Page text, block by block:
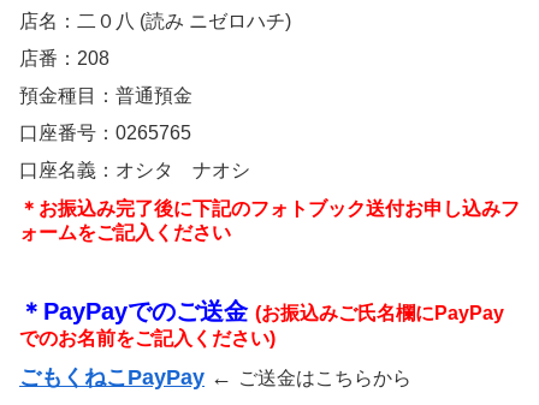
店名：二０八 (読み ニゼロハチ)
店番：208
預金種目：普通預金
口座番号：0265765
口座名義：オシタ ナオシ
＊お振込み完了後に下記のフォトブック送付お申し込みフ
ォームをご記入ください
＊PayPayでのご送金 (お振込みご氏名欄にPayPay
でのお名前をご記入ください)
ごもくねこPayPay ← ご送金はこちらから